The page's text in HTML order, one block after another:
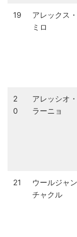
19
アレックス
ミロ
2
0
アレッシオ
ラーニョ
21
ウールジャン
チャクル